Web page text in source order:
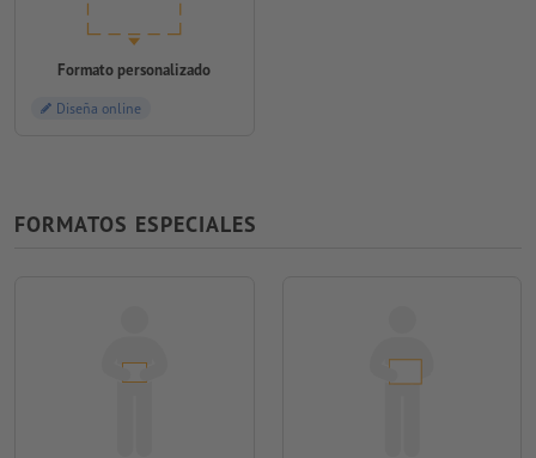
Formato personalizado
Diseña online
FORMATOS ESPECIALES